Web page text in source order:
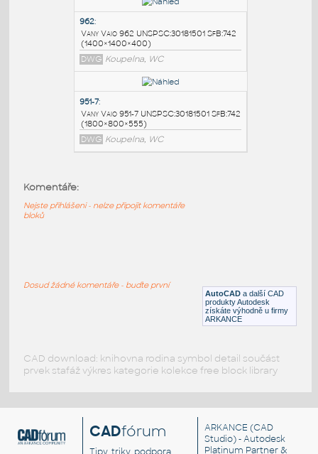
Vana Kaldewei Vaio Duo Oval 951-7
DWG
962-7:
Vany Vaio 962-7 UNSPSC:30181501
SfB:742 (1400×1400×555)
DWG Koupelna, WC
DWG
Koupelna, WC
(1800×800×555)
AutoCAD a další CAD
produkty Autodesk
získáte výhodně u firmy
ARKANCE
Komentáře:
Nejste přihlášeni - nelze připojit komentáře
bloků
Dosud žádné komentáře - buďte první
CAD download: knihovna rodina symbol detail součást
prvek stafáž výkres kategorie kolekce free block library
CADfórum ARKANCE (CAD
Studio) - Autodesk
Platinum Partner &